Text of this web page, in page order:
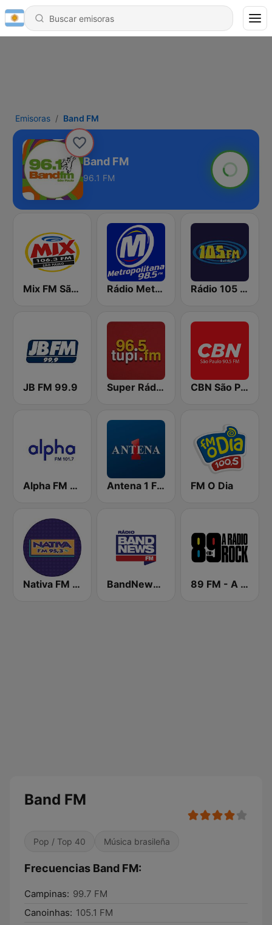
Emisoras Band FM
Band FM
96.1 FM
Mix FM São Paulo Rádio Metropolitana 98.5 FM Rádio 105 FM
JB FM 99.9 Super Rádio Tupi CBN São Paulo
Alpha FM 101.7 Antena 1 FM FM O Dia
Nativa FM - São Paulo BandNews FM - 96.9 SP 89 FM - A Rádio Rock
Band FM
Pop / Top 40 Música brasileña
Frecuencias Band FM:
Campinas: 99.7 FM
Canoinhas: 105.1 FM